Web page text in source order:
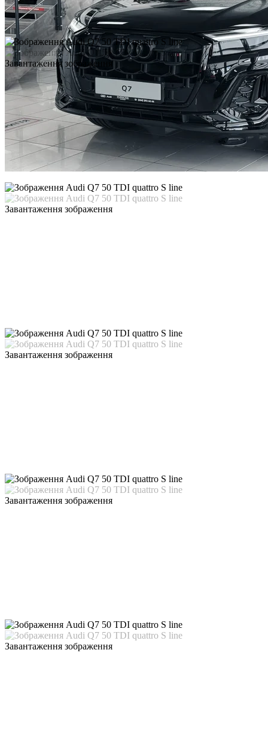
Завантаження зображення
Завантаження зображення
Завантаження зображення
Завантаження зображення
Завантаження зображення